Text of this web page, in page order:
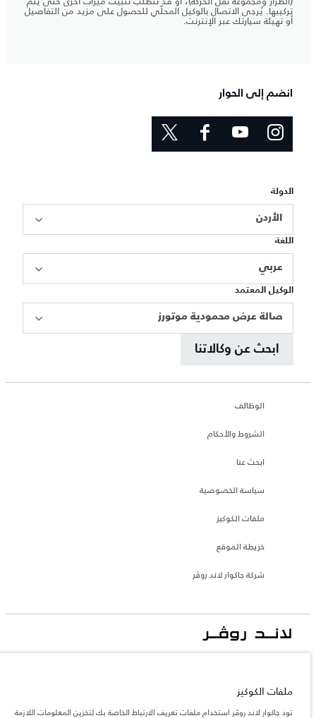
تركيبها. يُرجى الاتصال بالوكيل المحلّي للحصول على مزيد من التفاصيل
أو تهيئة سيارتك عبر الإنترنت.
انضم إلى الحوار
الدولة
الأردن
اللغة
عربي
الوكيل المعتمد
صالة عرض محمودية موتورز
ابحث عن وكالاتنا
الوظائف
الشروط والأحكام
ابحث عنا
سياسة الخصوصية
ملفات الكوكيز
خريطة الموقع
شركة جاكوار لاند روڤر
تعكس الأوزان المذكورة مواصفات السيارة القياسية. سوف تؤثر الإكسسوارات وغيرها من
والحد الأقصى لأحمال المحور عند تحميل السيارة بالإكسسوارات والركاب والسوائل والوقود
ملفات الكوكيز
تود جاكوار لاند روڤر استخدام ملفات تعريف الارتباط الخاصة بك لتخزين المعلومات اللازمة